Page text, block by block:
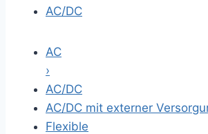
AC/DC
AC
›
AC/DC
AC/DC mit externer
Flexible